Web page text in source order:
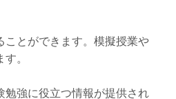
ことができます。模擬授業や
。
勉強に役立つ情報が提供され